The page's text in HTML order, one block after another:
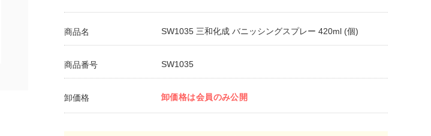
商品名 SW1035 三和化成 バニッシングスプレー 420ml (個)
商品番号 SW1035
卸価格 卸価格は会員のみ公開